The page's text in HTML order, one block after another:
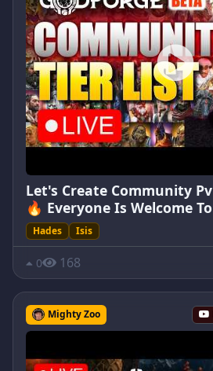
Let's Create Community
🔥 Everyone Is Welcome
Hades Isis
0 168
Mighty Zoo